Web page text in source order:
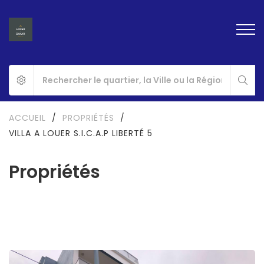
Propriétés
ACCUEIL / PROPRIÉTÉS
/
VILLA A LOUER S.I.C.A.P LIBERTÉ 5